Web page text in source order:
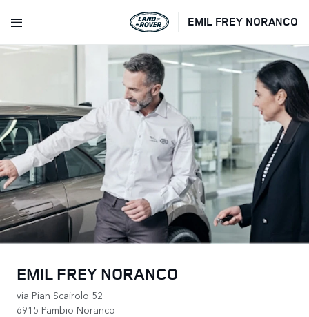
EMIL FREY NORANCO
EMIL FREY NORANCO
via Pian Scairolo 52
6915 Pambio-Noranco